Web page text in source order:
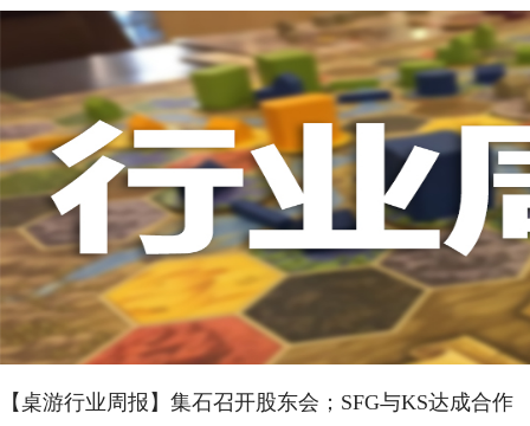
【桌游行业周报】集石召开股东会；SFG与KS达成合作